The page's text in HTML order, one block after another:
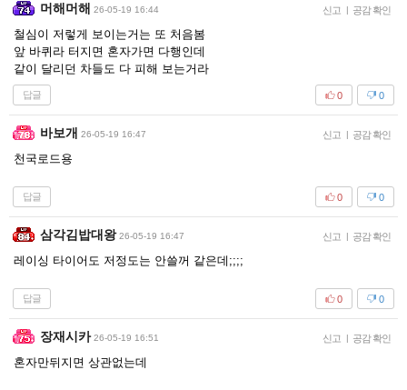
머해머해 26-05-19 16:44 신고 | 공감 확인
철심이 저렇게 보이는거는 또 처음봄
앞 바퀴라 터지면 혼자가면 다행인데
같이 달리던 차들도 다 피해 보는거라
답글 0
0
바보개 26-05-19 16:47 신고 | 공감 확인
천국로드용
답글 0
0
삼각김밥대왕 26-05-19 16:47 신고 | 공감 확인
레이싱 타이어도 저정도는 안쓸꺼 같은데;;;;
답글 0
0
장재시카 26-05-19 16:51 신고 | 공감 확인
혼자만뒤지면 상관없는데